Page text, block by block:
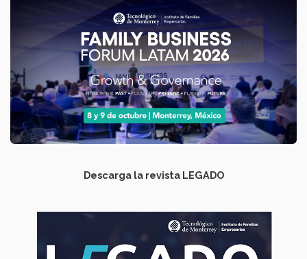
Descarga la revista LEGADO